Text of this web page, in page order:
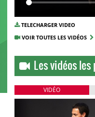
TELECHARGER VIDEO
VOIR TOUTES LES VIDÉOS
Les vidéos
VIDÉO